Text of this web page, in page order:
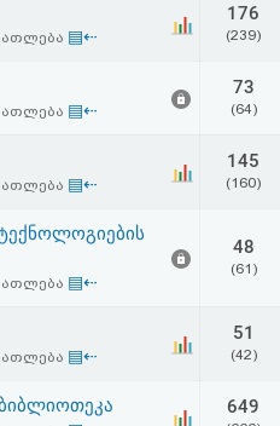
▤⇠
176
(239)
▤⇠
73
(64)
▤⇠
145
(160)
▤⇠
48
(61)
▤⇠
51
(42)
649